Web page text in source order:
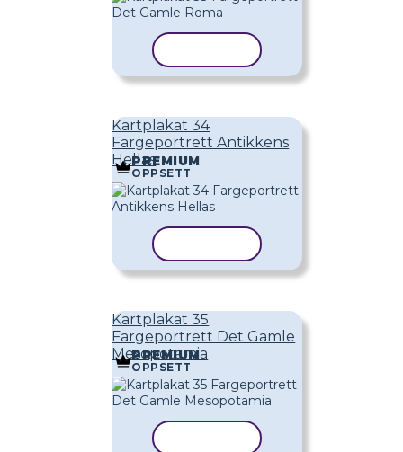
Kartplakat 34
Fargeportrett Antikkens
Hellas
PREMIUM
OPPSETT
Kartplakat 35
Fargeportrett Det Gamle
Mesopotamia
PREMIUM
OPPSETT